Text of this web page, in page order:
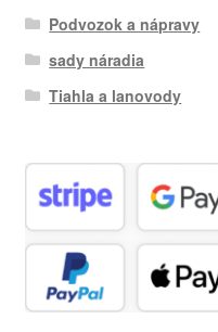
Podvozok a nápravy
sady náradia
Tiahla a lanovody